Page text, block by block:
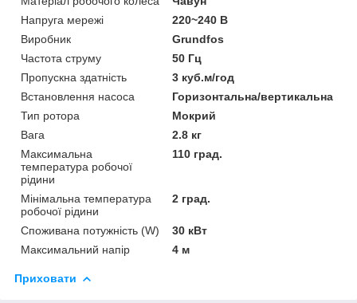
Напруга мережі
220~240 В
Виробник
Grundfos
Частота струму
50 Гц
Пропускна здатність
3 куб.м/год
Встановлення насоса
Горизонтальна/вертикальна
Тип ротора
Мокрий
Вага
2.8 кг
Максимальна
температура робочої
рідини
110 град.
Мінімальна температура
робочої рідини
2 град.
Споживана потужність (W)
30 кВт
Максимальний напір
4 м
Приховати